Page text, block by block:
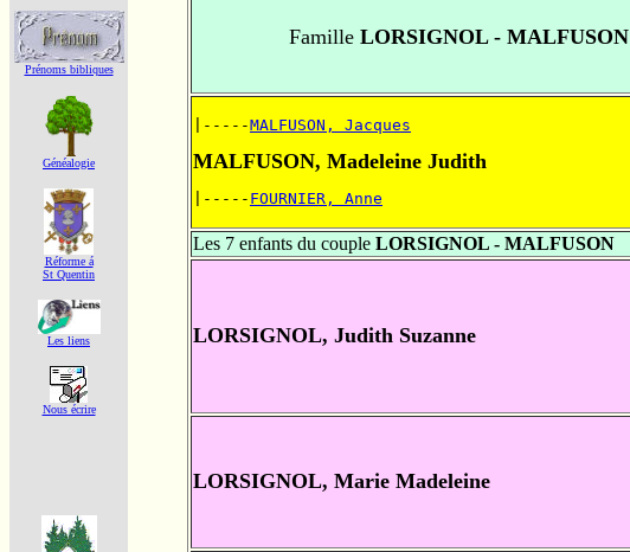
Prénoms bibliques
Généalogie
Réforme á
St Quentin
Les liens
Nous écrire
FamilleLORSIGNOL - MALFUSON
|-----MALFUSON, Jacques
MALFUSON, Madeleine Judith
|----- FOURNIER, Anne
Les 7 enfants du couple LORSIGNOL - MALFUSON
LORSIGNOL, Judith Suzanne
LORSIGNOL, Marie Madeleine